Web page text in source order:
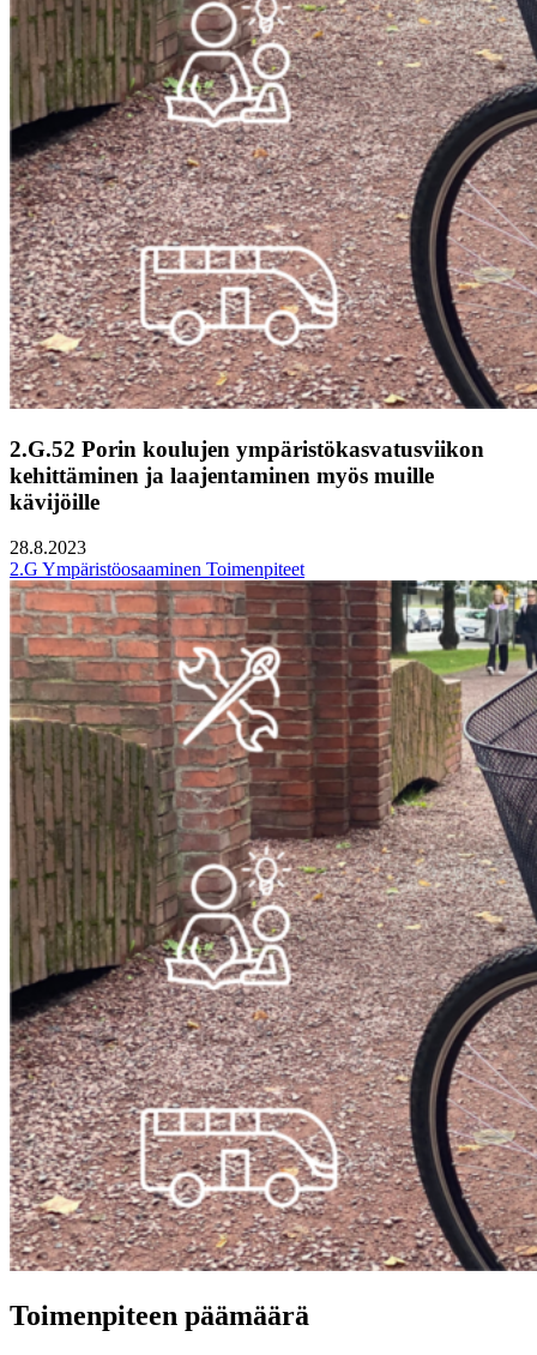
2.G.52 Porin koulujen ympäristökasvatusviikon
kehittäminen ja laajentaminen myös muille
kävijöille
28.8.2023
2.G Ympäristöosaaminen Toimenpiteet
Toimenpiteen päämäärä